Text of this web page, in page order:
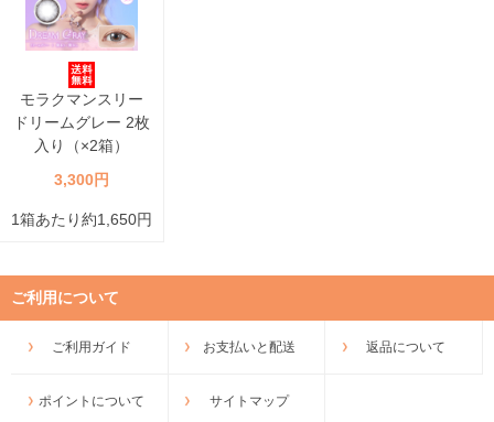
モラクマンスリー
ドリームグレー 2枚
入り（×2箱）
3,300円
1箱あたり約1,650円
ご利用について
ご利用ガイド お支払いと配送 返品について
ポイントについて サイトマップ